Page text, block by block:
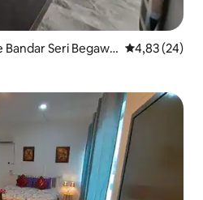
Seri Begawa
Vidutinis
4,83 (24)